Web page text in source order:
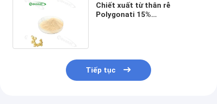
Chiết xuất từ ​​thân rễ
Polygonati 15%
Tiếp tục